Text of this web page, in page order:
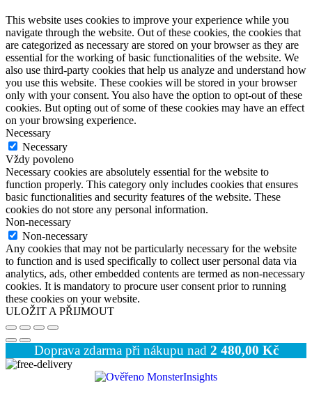
This website uses cookies to improve your experience while you
navigate through the website. Out of these cookies, the cookies that
are categorized as necessary are stored on your browser as they are
essential for the working of basic functionalities of the website. We
also use third-party cookies that help us analyze and understand how
you use this website. These cookies will be stored in your browser
only with your consent. You also have the option to opt-out of these
cookies. But opting out of some of these cookies may have an effect
on your browsing experience.
Necessary
Necessary
Vždy povoleno
Necessary cookies are absolutely essential for the website to
function properly. This category only includes cookies that ensures
basic functionalities and security features of the website. These
cookies do not store any personal information.
Non-necessary
Non-necessary
Any cookies that may not be particularly necessary for the website
to function and is used specifically to collect user personal data via
analytics, ads, other embedded contents are termed as non-necessary
cookies. It is mandatory to procure user consent prior to running
these cookies on your website.
ULOŽIT A PŘIJMOUT
Doprava zdarma při nákupu nad 2 480,00 Kč